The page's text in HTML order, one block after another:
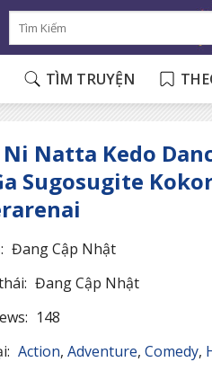
TÌM TRUYỆN
Natta Kedo
Sugosugite
Đang Cập Nhật
Đang Cập Nhật
148
Action,Adventure,Comedy,